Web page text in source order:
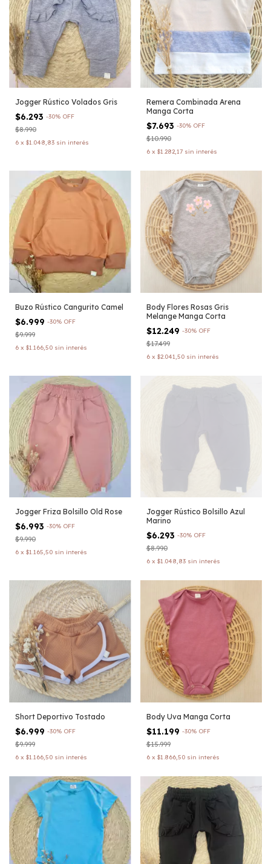
Jogger Rústico Volados Gris
$6.293 -30% OFF
$8.990
6 x $1.048,83 sin interés
Remera Combinada Arena
Manga Corta
$7.693 -30% OFF
$10.990
6 x $1.282,17 sin interés
Buzo Rústico Cangurito Camel
$6.999 -30% OFF
$9.999
6 x $1.166,50 sin interés
Body Flores Rosas Gris
Melange Manga Corta
$12.249 -30% OFF
$17.499
6 x $2.041,50 sin interés
Jogger Friza Bolsillo Old Rose
$6.993 -30% OFF
$9.990
6 x $1.165,50 sin interés
Jogger Rústico Bolsillo Azul
Marino
$6.293 -30% OFF
$8.990
6 x $1.048,83 sin interés
Short Deportivo Tostado
$6.999 -30% OFF
$9.999
6 x $1.166,50 sin interés
Body Uva Manga Corta
$11.199 -30% OFF
$15.999
6 x $1.866,50 sin interés